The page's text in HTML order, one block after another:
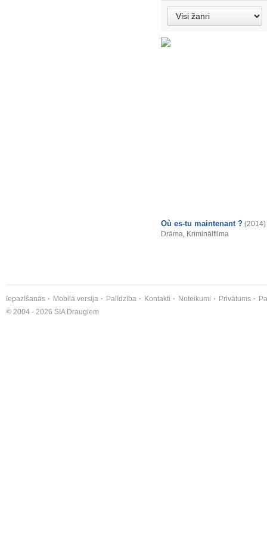
Où es-tu maintenant ? (2014)
Drāma, Kriminālfilma
Iepazīšanās Mobilā versija Palīdzība Kontakti Noteikumi Privātums
© 2004 - 2026 SIA Draugiem